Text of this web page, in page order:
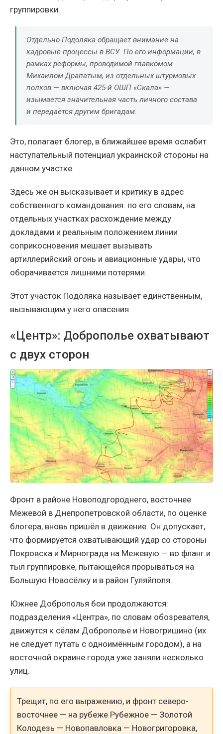
группировки.
Отдельно Подоляка обращает внимание на
кадровые процессы в ВСУ. По его информации, в
рамках реформы, проводимой главкомом
Михаилом Драпатым, из отдельных штурмовых
полков — включая 425-й ОШП «Скала» —
изымается значительная часть личного состава
и передаётся другим бригадам.
Это, полагает блогер, в ближайшее время ослабит
наступательный потенциал украинской стороны на
данном участке.
Здесь же он высказывает и критику в адрес
собственного командования: по его словам, на
отдельных участках расхождение между
докладами и реальным положением линии
соприкосновения мешает вызывать
артиллерийский огонь и авиационные удары, что
оборачивается лишними потерями.
Этот участок Подоляка называет единственным,
вызывающим у него опасения.
«Центр»: Доброполье охватывают
с двух сторон
Фронт в районе Новоподгороднего, восточнее
Межевой в Днепропетровской области, по оценке
блогера, вновь пришёл в движение. Он допускает,
что формируется охватывающий удар со стороны
Покровска и Мирнограда на Межевую — во фланг и
тыл группировке, пытающейся прорываться на
Большую Новосёлку и в район Гуляйполя.
Южнее Доброполья бои продолжаются:
подразделения «Центра», по словам обозревателя,
движутся к сёлам Доброполье и Новогришино (их
не следует путать с одноимённым городом), а на
восточной окраине города уже заняли несколько
улиц.
Трещит, по его выражению, и фронт северо-
восточнее — на рубеже Рубежное — Золотой
Колодезь — Новопавловка — Новогригоровка,